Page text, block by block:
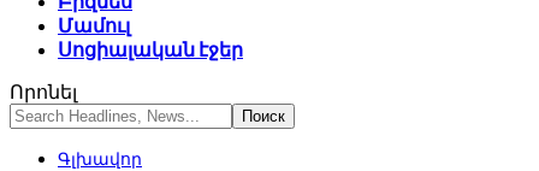
Մամուլ
Սոցիալական էջեր
Որոնել
Գլխավոր